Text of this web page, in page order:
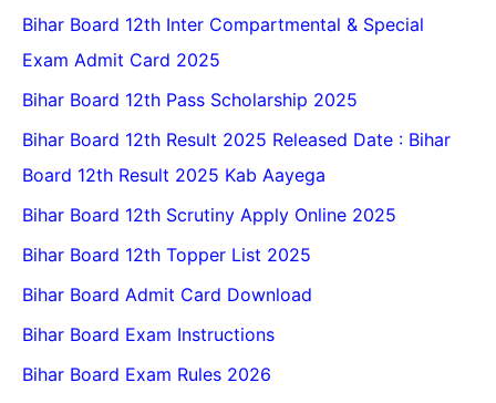
Bihar Board 12th Inter Compartmental & Special
Exam Admit Card 2025
Bihar Board 12th Pass Scholarship 2025
Bihar Board 12th Result 2025 Released Date : Bihar
Board 12th Result 2025 Kab Aayega
Bihar Board 12th Scrutiny Apply Online 2025
Bihar Board 12th Topper List 2025
Bihar Board Admit Card Download
Bihar Board Exam Instructions
Bihar Board Exam Rules 2026